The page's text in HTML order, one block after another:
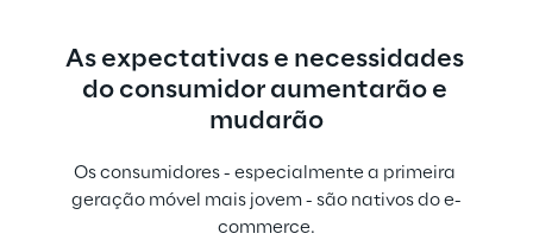
As expectativas e necessidades
do consumidor aumentarão e
mudarão
Os consumidores - especialmente a primeira
geração móvel mais jovem - são nativos do e-
commerce.